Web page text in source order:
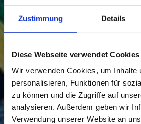
Zustimmung Details
Diese Webseite verwendet Cookies
Wir verwenden Cookies, um Inhalte
personalisieren, Funktionen für
zu können und die Zugriffe auf
analysieren. Außerdem geben wir
Verwendung unserer Website an